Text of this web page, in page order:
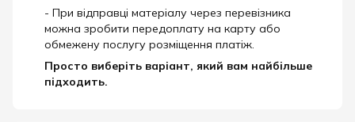
- При відправці матеріалу через перевізника
можна зробити передоплату на карту або
обмежену послугу розміщення платіж.
Просто виберіть варіант, який вам найбільше
підходить.